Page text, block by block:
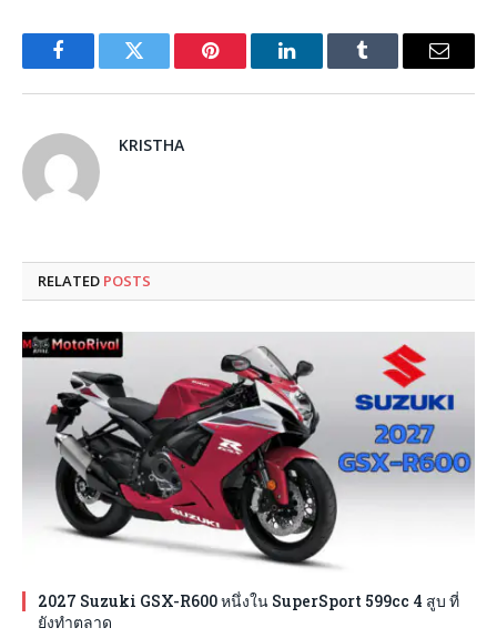
FacebookTwitter Pinterest LinkedInTumblr Email
KRISTHA
RELATED POSTS
2027 Suzuki GSX-R600 หนึ่งใน SuperSport 599cc 4 สูบ ที่
ยังทำตลาด